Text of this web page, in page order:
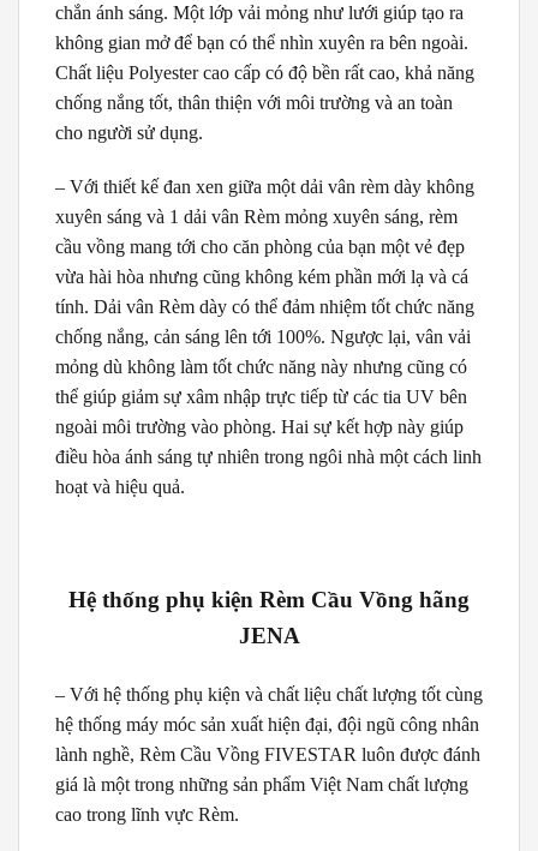
chắn ánh sáng. Một lớp vải mỏng như lưới giúp tạo ra
không gian mở để bạn có thể nhìn xuyên ra bên ngoài.
Chất liệu Polyester cao cấp có độ bền rất cao, khả năng
chống nắng tốt, thân thiện với môi trường và an toàn
cho người sử dụng.
– Với thiết kế đan xen giữa một dải vân rèm dày không
xuyên sáng và 1 dải vân Rèm mỏng xuyên sáng, rèm
cầu vồng mang tới cho căn phòng của bạn một vẻ đẹp
vừa hài hòa nhưng cũng không kém phần mới lạ và cá
tính. Dải vân Rèm dày có thể đảm nhiệm tốt chức năng
chống nắng, cản sáng lên tới 100%. Ngược lại, vân vải
mỏng dù không làm tốt chức năng này nhưng cũng có
thể giúp giảm sự xâm nhập trực tiếp từ các tia UV bên
ngoài môi trường vào phòng. Hai sự kết hợp này giúp
điều hòa ánh sáng tự nhiên trong ngôi nhà một cách linh
hoạt và hiệu quả.
Hệ thống phụ kiện Rèm Cầu Vồng hãng
JENA
– Với hệ thống phụ kiện và chất liệu chất lượng tốt cùng
hệ thống máy móc sản xuất hiện đại, đội ngũ công nhân
lành nghề, Rèm Cầu Vồng FIVESTAR luôn được đánh
giá là một trong những sản phẩm Việt Nam chất lượng
cao trong lĩnh vực Rèm.